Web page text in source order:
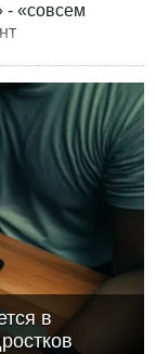
- «совсем
в